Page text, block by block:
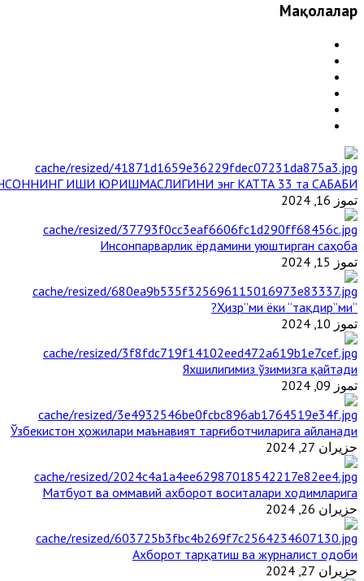
Мақолалар
ИШИ ЮРИШМАСЛИГИНИ энг КАТТА 33 та САБАБИ
تموز 16, 2024
Инсонпарварлик ёрдамини уюштирган саҳоба
تموز 15, 2024
“Ҳизр”ми ёки “тақдир”ми?
تموز 10, 2024
Яхшилигимиз ўзимизга қайтади
تموز 09, 2024
Ўзбекистон ҳожилари маънавият тарғиботчиларига айланади
حزيران 27, 2024
Матбуот ва оммавий ахборот воситалари ходимларига
حزيران 26, 2024
Ахборот тарқатиш ва журналист одоби
حزيران 27, 2024